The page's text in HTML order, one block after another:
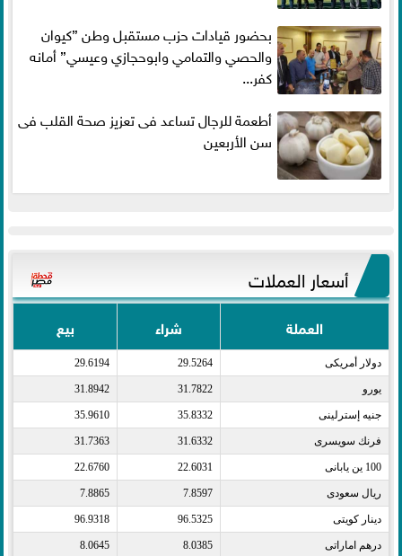
بحضور قيادات حزب مستقبل وطن ”كيوان
والحصي والتمامي وابوحجازي وعيسي” أمانه
كفر...
أطعمة للرجال تساعد فى تعزيز صحة القلب فى
سن الأربعين
أسعار العملات
العملة شراء بيع
دولار أمريكى​ 29.5264
29.6194
يورو​ 31.7822
31.8942
جنيه إسترلينى​ 35.8332
35.9610
فرنك سويسرى​ 31.6332
31.7363
100 ين يابانى​ 22.6031
22.6760
ريال سعودى​ 7.8597
7.8865
دينار كويتى​ 96.5325
96.9318
درهم اماراتى​ 8.0385
8.0645